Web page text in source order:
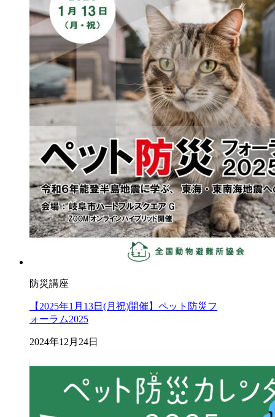
防災講座
【2025年1月13日(月祝)開催】ペット防災フ
ォーラム2025
2024年12月24日